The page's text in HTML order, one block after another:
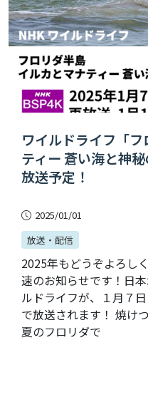
ワイルドライフ「
ティー 蒼い海と神
放送予定！
2025/01/01
放送・配信
2025年もどうぞよろし
速のお知らせです！日
ルドライフが、１月７
で放送されます！ 焼け
夏のフロリダで